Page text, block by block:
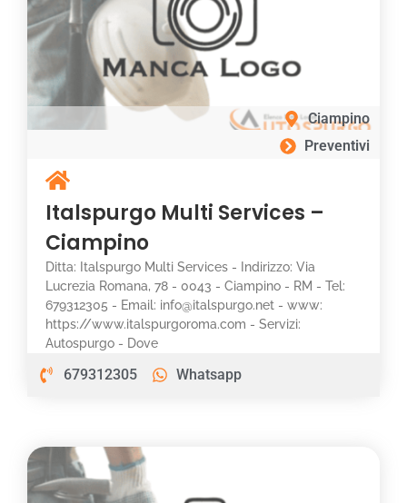
Ciampino
Preventivi
Italspurgo Multi Services –
Ciampino
Ditta: Italspurgo Multi Services - Indirizzo: Via
Lucrezia Romana, 78 - 0043 - Ciampino - RM - Tel:
679312305 - Email: info@italspurgo.net - www:
https://www.italspurgoroma.com - Servizi:
Autospurgo - Dove
679312305 Whatsapp